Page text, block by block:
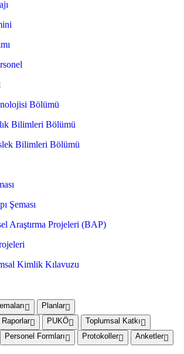
Bölümü
Bilimleri Bölümü
Bilimleri Bölümü
Şeması
Araştırma Projeleri (BAP)
Kimlik Kılavuzu
Planlar
Raporlar
PUKÖ
Toplumsal Katkı
Personel Formları Protokoller Anketler